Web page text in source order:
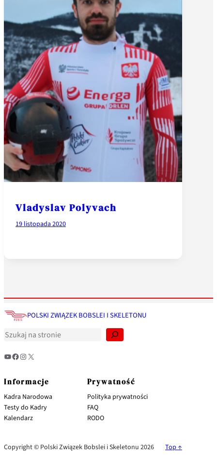
Vladyslav Polyvach
19 listopada 2020
POLSKI ZWIĄZEK BOBSLEI I SKELETONU
S
z
k
jYouTube Facebook Instagram X
Informacje
Kadra Narodowa
Testy do Kadry
Kalendarz
Prywatność
Polityka prywatności
FAQ
RODO
Copyright © Polski Związek Bobslei i Skeletonu 2026 Top ↑